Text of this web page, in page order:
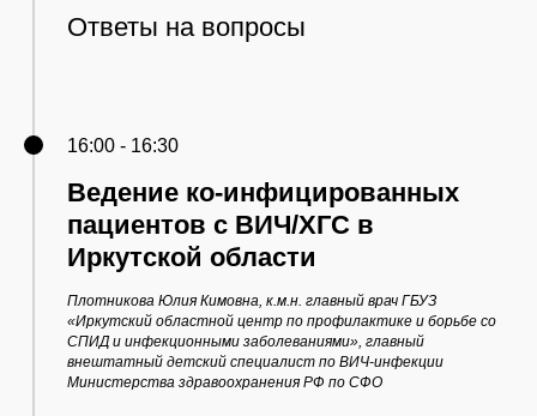
Ответы на вопросы
16:00 - 16:30
Ведение ко-инфицированных
пациентов с ВИЧ/ХГС в
Иркутской области
Плотникова Юлия Кимовна, к.м.н. главный врач ГБУЗ
«Иркутский областной центр по профилактике и борьбе со
СПИД и инфекционными заболеваниями», главный
внештатный детский специалист по ВИЧ-инфекции
Министерства здравоохранения РФ по СФО